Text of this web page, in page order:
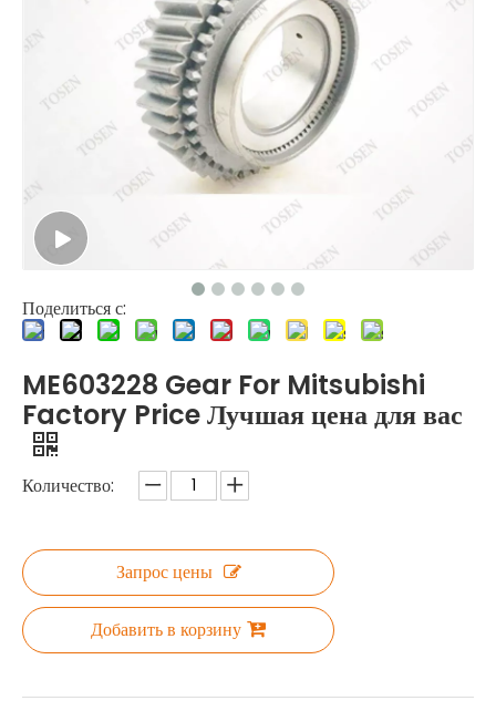
Поделиться с:
ME603228 Gear For Mitsubishi
Factory Price Лучшая цена для вас
Количество:
Запрос цены
Добавить в корзину